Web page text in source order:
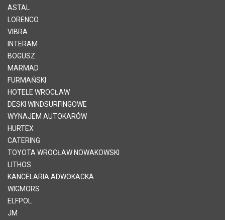
ASTAL
LORENCO
VIBRA
INTERAM
BOGUSZ
MARMAD
FURMAŃSKI
HOTELE WROCŁAW
DESKI WINDSURFINGOWE
WYNAJEM AUTOKARÓW
HURTEX
CATERING
TOYOTA WROCŁAW NOWAKOWSKI
LITHOS
KANCELARIA ADWOKACKA
WIGMORS
ELFPOL
JM